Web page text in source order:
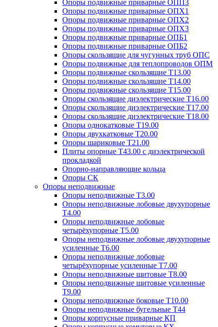
Опоры подвижные приварные ОПП3
Опоры подвижные приварные ОПХ1
Опоры подвижные приварные ОПХ2
Опоры подвижные приварные ОПХ3
Опоры подвижные приварные ОПБ1
Опоры подвижные приварные ОПБ2
Опоры скользящие для чугунных труб ОПС
Опоры подвижные для теплопроводов ОПМ
Опоры подвижные скользящие Т13.00
Опоры подвижные скользящие Т14.00
Опоры подвижные скользящие Т15.00
Опоры скользящие диэлектрические Т16.00
Опоры скользящие диэлектрические Т17.00
Опоры скользящие диэлектрические Т18.00
Опоры однокатковые Т19.00
Опоры двухкатковые Т20.00
Опоры шариковые Т21.00
Плиты опорные Т43.00 с диэлектрической
прокладкой
Опорно-направляющие кольца
Опоры СК
Опоры неподвижные
Опоры неподвижные Т3.00
Опоры неподвижные лобовые двухупорные
Т4.00
Опоры неподвижные лобовые
четырёхупорные Т5.00
Опоры неподвижные лобовые двухупорные
усиленные Т6.00
Опоры неподвижные лобовые
четырёхупорные усиленные Т7.00
Опоры неподвижные щитовые Т8.00
Опоры неподвижные щитовые усиленные
Т9.00
Опоры неподвижные боковые Т10.00
Опоры неподвижные бугельные Т44
Опоры корпусные приварные КП